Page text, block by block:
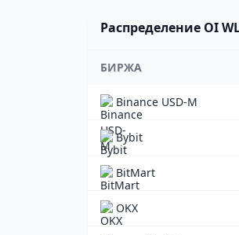
Распределение OI
БИРЖА
Binance USD-M
Bybit
BitMart
OKX